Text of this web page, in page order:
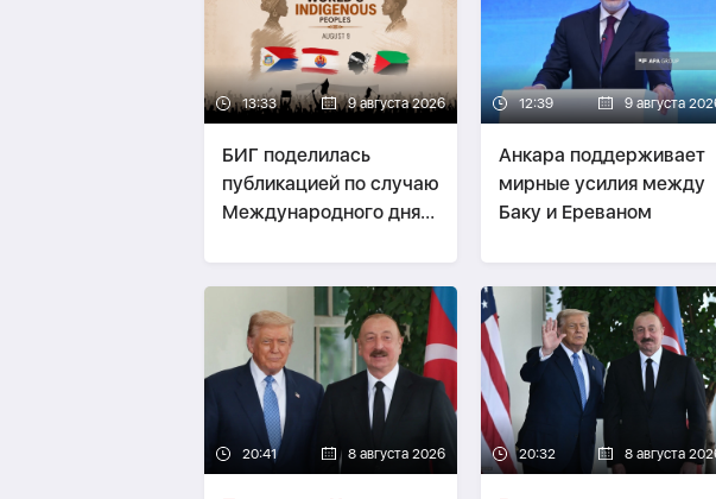
13:33 9 августа 2026
БИГ поделилась
публикацией по случаю
Международного дня
мира
12:39 9 августа
Анкара поддерживает
мирные усилия между
Баку и Ереваном
20:41 8 августа 2026 20:32 8 августа